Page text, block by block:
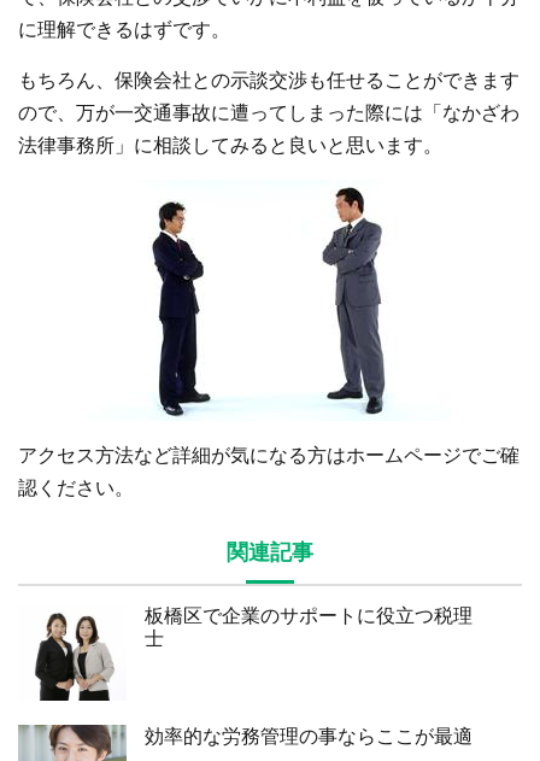
に理解できるはずです。
もちろん、保険会社との示談交渉も任せることができます
ので、万が一交通事故に遭ってしまった際には「なかざわ
法律事務所」に相談してみると良いと思います。
アクセス方法など詳細が気になる方はホームページでご確
認ください。
関連記事
板橋区で企業のサポートに役立つ税理
士
効率的な労務管理の事ならここが最適